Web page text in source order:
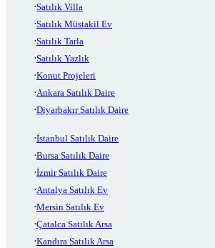
Satılık Villa
Satılık Müstakil Ev
Satılık Tarla
Satılık Yazlık
Konut Projeleri
Ankara Satılık Daire
Diyarbakır Satılık Daire
İstanbul Satılık Daire
Bursa Satılık Daire
İzmir Satılık Daire
Antalya Satılık Ev
Mersin Satılık Ev
Çatalca Satılık Arsa
Kandıra Satılık Arsa